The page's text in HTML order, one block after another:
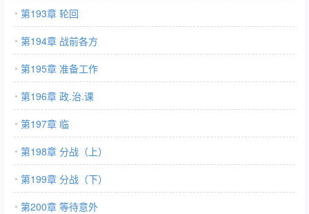
第193章 轮回
第194章 战前各方
第195章 准备工作
第196章 政.治.课
第197章 临
第198章 分战（上）
第199章 分战（下）
第200章 等待意外